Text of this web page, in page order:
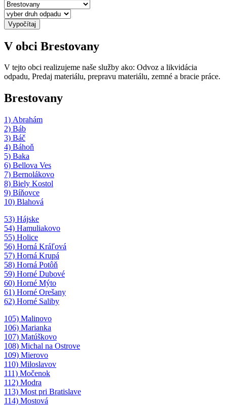
Vypočítaj
V obci Brestovany
V tejto obci realizujeme naše služby ako: Odvoz a likvidácia
odpadu, Predaj materiálu, prepravu materiálu, zemné a bracie práce.
Brestovany
1) Abrahám
2) Báb
3) Báč
4) Báhoň
5) Baka
6) Bellova Ves
7) Bernolákovo
8) Biely Kostol
9) Bíňovce
10) Blahová
53) Hájske
54) Hamuliakovo
55) Holice
56) Horná Kráľová
57) Horná Krupá
58) Horná Potôň
59) Horné Dubové
60) Horné Mýto
61) Horné Orešany
62) Horné Saliby
105) Malinovo
106) Marianka
107) Matúškovo
108) Michal na Ostrove
109) Mierovo
110) Miloslavov
111) Močenok
112) Modra
113) Most pri Bratislave
114) Mostová